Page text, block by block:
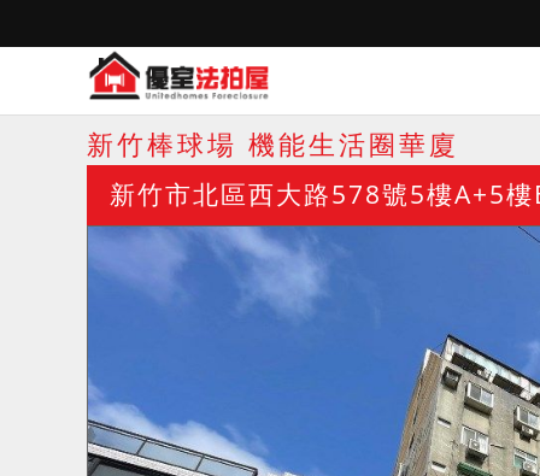
新竹棒球場 機能生活圈華廈
新竹市北區西大路578號5樓A+5